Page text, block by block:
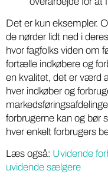
Det er kun eksempler.
de nørder lidt ned i
hvor fagfolks viden om
fortælle indkøbere og
en kvalitet, det er værd
hver indkøber og
forbrugerne kan og bør
hver enkelt forbrugers
Læs også: Uvidende
uvidende sælgere